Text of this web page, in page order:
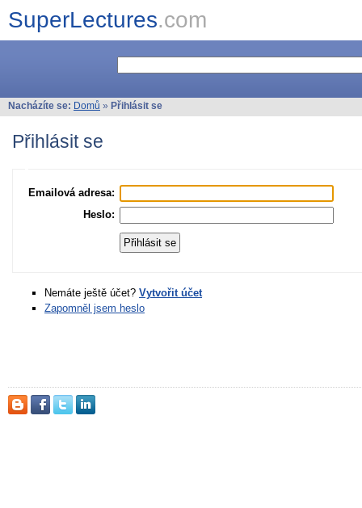
SuperLectures.com
Nacházíte se: Domů » Přihlásit se
Přihlásit se
Emailová adresa:
Heslo:
Nemáte ještě účet? Vytvořit účet
Zapomněl jsem heslo